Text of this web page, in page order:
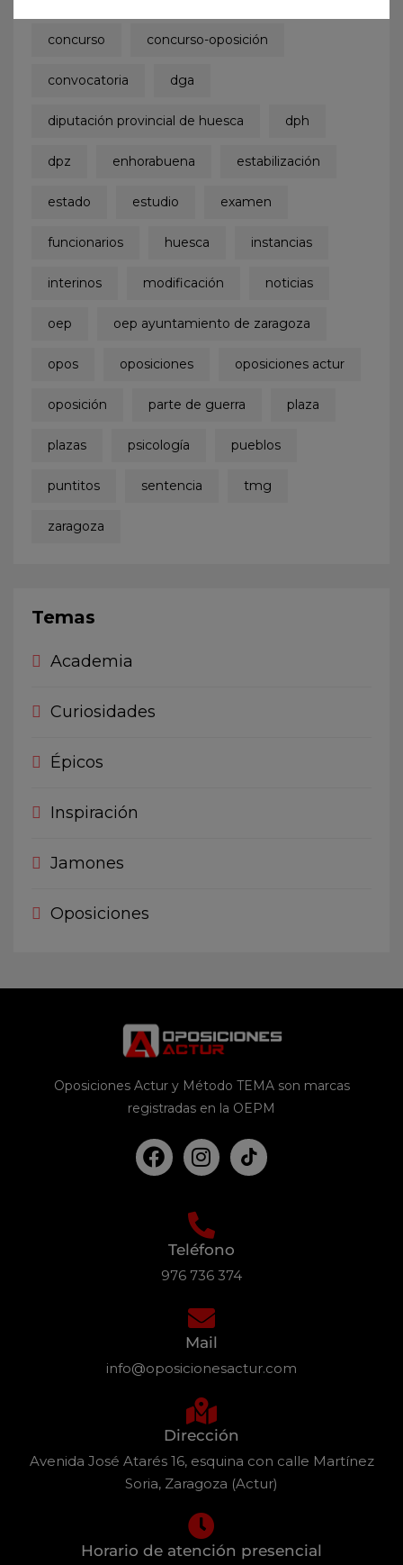
concurso concurso-oposición
convocatoria dga
diputación provincial de huesca dph
dpz enhorabuena estabilización
estado estudio examen
funcionarios huesca instancias
interinos modificación noticias
oep oep ayuntamiento de zaragoza
opos oposiciones oposiciones actur
oposición parte de guerra plaza
plazas psicología pueblos
puntitos sentencia tmg
zaragoza
Temas
Academia
Curiosidades
Épicos
Inspiración
Jamones
Oposiciones
Oposiciones Actur y Método TEMA son marcas
registradas en la OEPM
Teléfono
976 736 374
Mail
info@oposicionesactur.com
Dirección
Avenida José Atarés 16, esquina con calle Martínez
Soria, Zaragoza (Actur)
Horario de atención presencial